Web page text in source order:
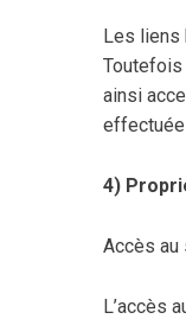
Les liens
Toutefois
ainsi
4)
Accès
L’accès